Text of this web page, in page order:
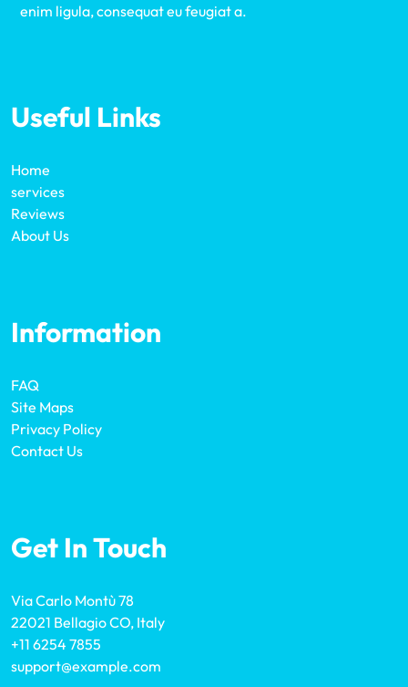
enim ligula, consequat eu feugiat a.
Useful Links
Home
services
Reviews
About Us
Information
FAQ
Site Maps
Privacy Policy
Contact Us
Get In Touch
Via Carlo Montù 78
22021 Bellagio CO, Italy
+11 6254 7855
support@example.com